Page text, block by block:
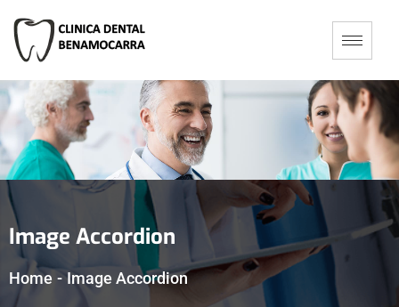
Image Accordion
Home - Image Accordion